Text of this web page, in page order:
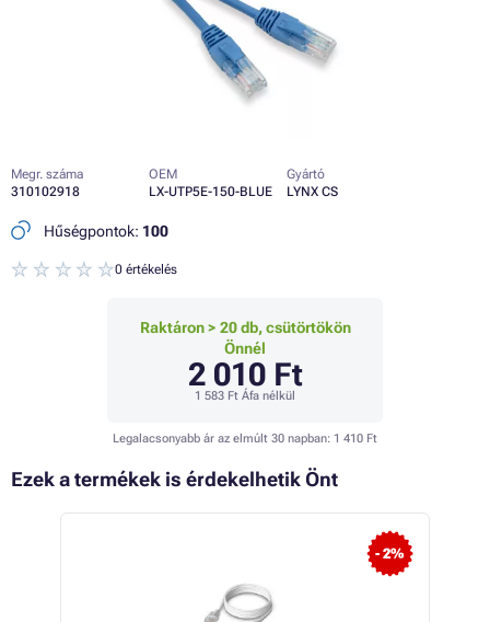
Megr. száma
310102918
OEM
LX-UTP5E-150-BLUE
Gyártó
LYNX CS
Hűségpontok: 100
0 értékelés
Raktáron > 20 db, csütörtökön
Önnél
2 010 Ft
1 583 Ft Áfa nélkül
Legalacsonyabb ár az elmúlt 30 napban: 1 410 Ft
Ezek a termékek is érdekelhetik Önt
- 2%